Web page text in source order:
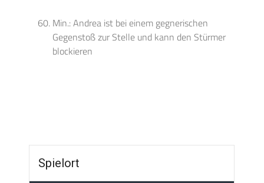
Min.: Andrea ist bei einem gegnerischen
Gegenstoß zur Stelle und kann den Stürmer
blockieren
Spielort